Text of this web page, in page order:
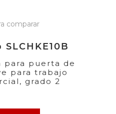
comparar
para puerta de
para trabajo
grado 2